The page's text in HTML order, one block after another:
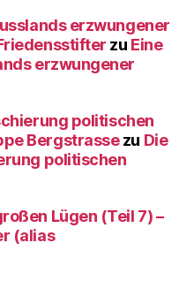
erzwungener
zu Eine
erzwungener
politischen
Bergstrassezu Die
politischen
Lügen (Teil 7) –
(alias